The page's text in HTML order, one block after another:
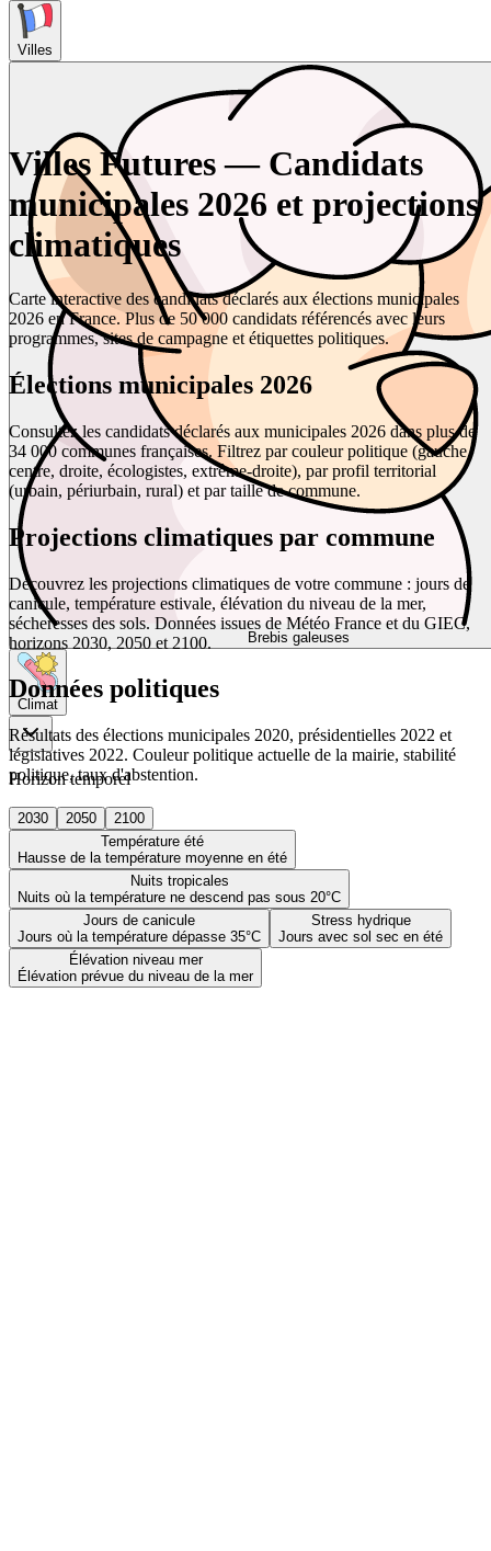
Villes
Brebis galeuses
Climat
Horizon temporel
2030 2050
2100
Température été
Hausse de la température moyenne en été
Nuits tropicales
Nuits où la température ne descend pas sous 20°C
Jours de canicule
Jours où la température dépasse 35°C
Stress hydrique
Jours avec sol sec en été
Élévation niveau mer
Élévation prévue du niveau de la mer
Villes Futures — Candidats
municipales 2026 et projections
climatiques
Carte interactive des candidats déclarés aux élections municipales
2026 en France. Plus de 50 000 candidats référencés avec leurs
programmes, sites de campagne et étiquettes politiques.
Élections municipales 2026
Consultez les candidats déclarés aux municipales 2026 dans plus de
34 000 communes françaises. Filtrez par couleur politique (gauche,
centre, droite, écologistes, extrême-droite), par profil territorial
(urbain, périurbain, rural) et par taille de commune.
Projections climatiques par commune
Découvrez les projections climatiques de votre commune : jours de
canicule, température estivale, élévation du niveau de la mer,
sécheresses des sols. Données issues de Météo France et du GIEC,
horizons 2030, 2050 et 2100.
Données politiques
Résultats des élections municipales 2020, présidentielles 2022 et
législatives 2022. Couleur politique actuelle de la mairie, stabilité
politique, taux d'abstention.